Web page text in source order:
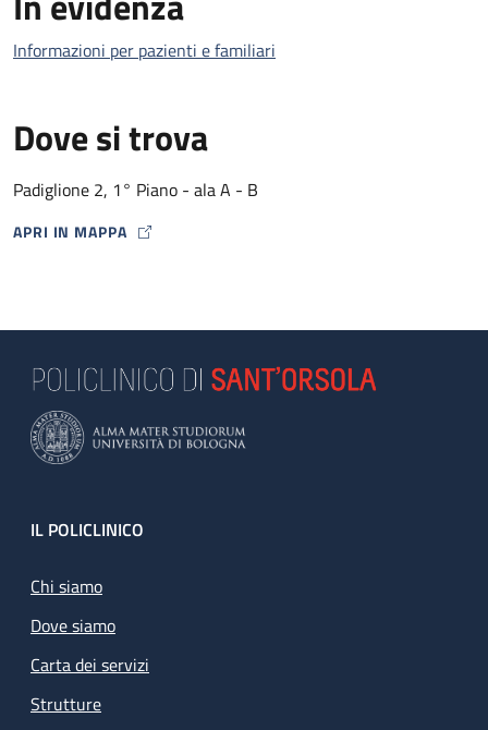
Informazioni per pazienti e familiari
Dove si trova
Padiglione 2, 1° Piano - ala A - B
APRI IN MAPPA
MAP ICON
Footer
IL POLICLINICO
Chi siamo
Dove siamo
Carta dei servizi
Strutture